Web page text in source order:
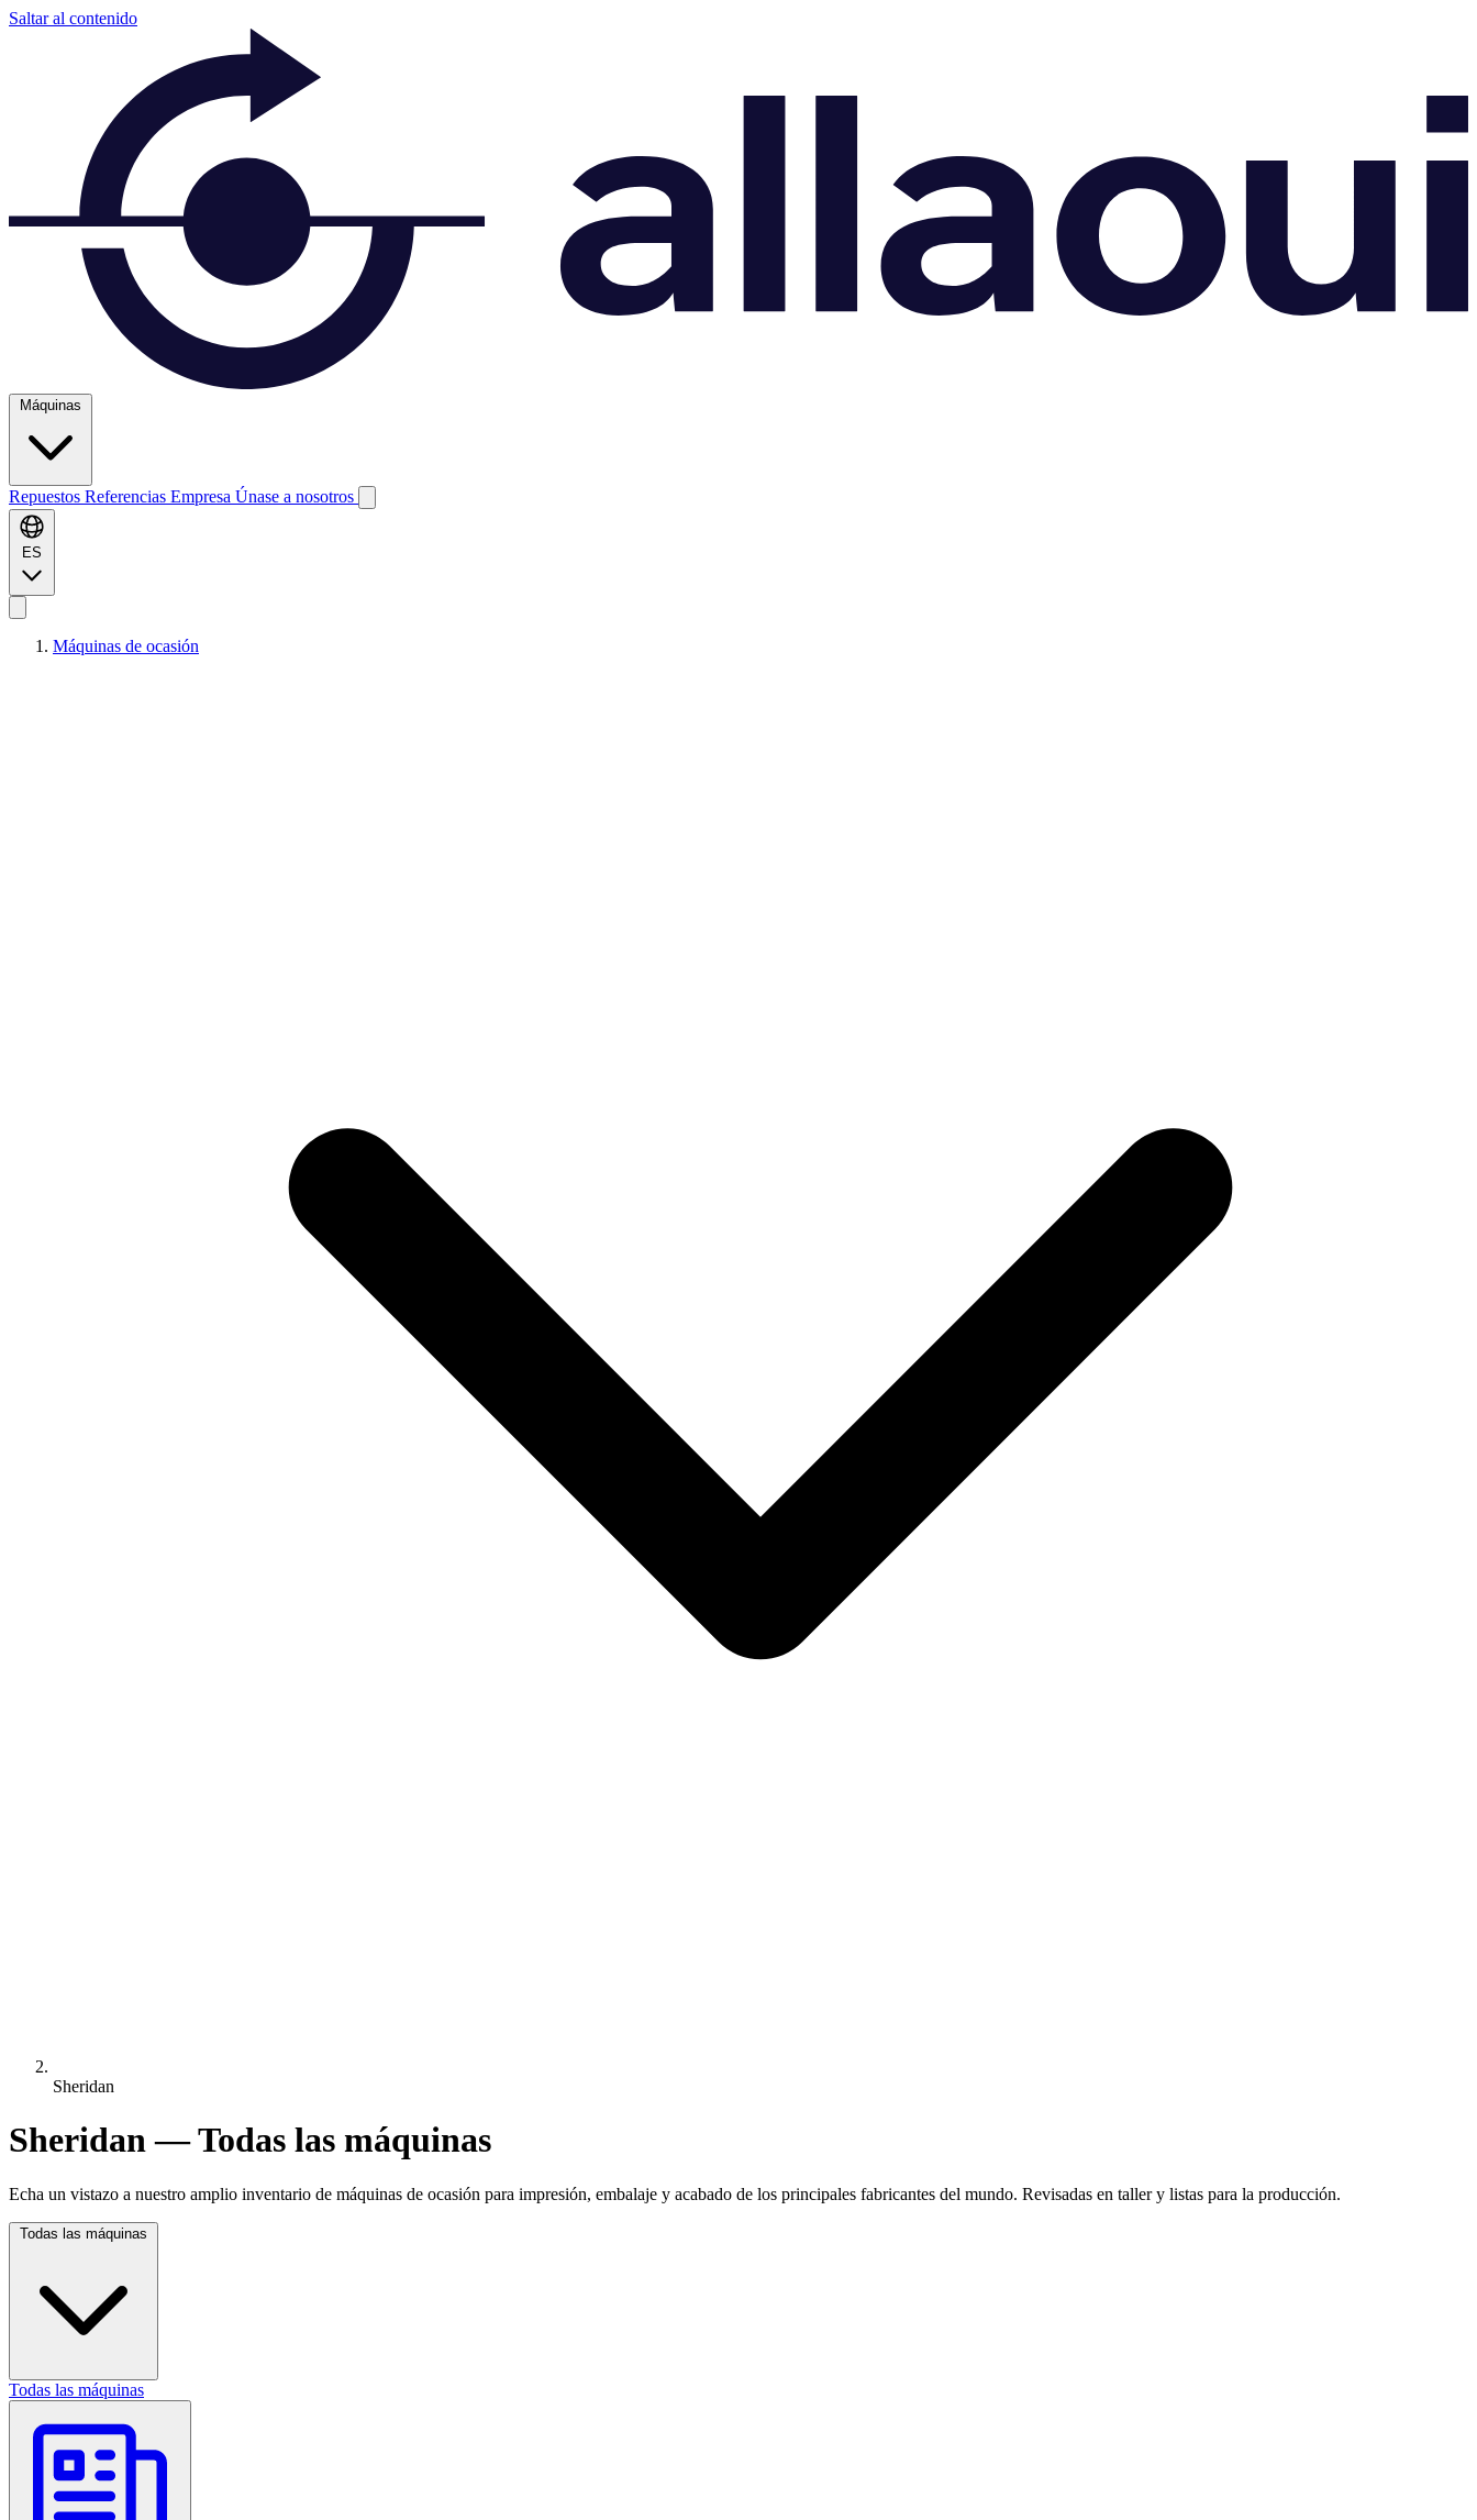
Saltar al contenido
Máquinas
Repuestos Referencias Empresa Únase a nosotros
ES
Máquinas de ocasión
Sheridan
Sheridan — Todas las máquinas
Echa un vistazo a nuestro amplio inventario de máquinas de ocasión para impresión, embalaje y acabado de los principales fabricantes del mundo. Revisadas en taller y listas para la producción.
Todas las máquinas
Todas las máquinas